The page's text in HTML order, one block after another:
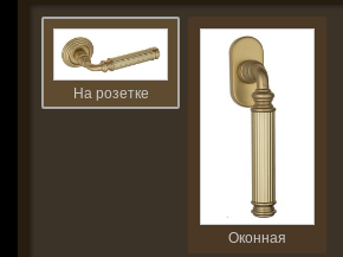
На розетке
Оконная